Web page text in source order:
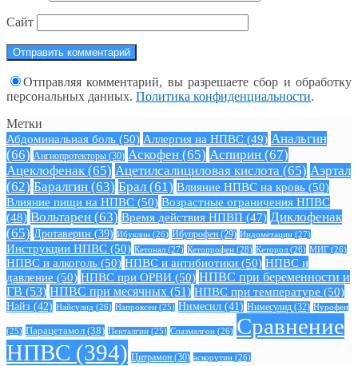
Сайт
Отправляя комментарий, вы разрешаете сбор и обработку
персональных данных. Политика конфиденциальности.
Метки
Абдоминальная боль (50) Аллергия на НПВС (49) Анальгин
(66) Ангиопротекторы (30) Аскофен (65) Аспирин (67)
Ацеклофенак (65) Ацетилсалициловая кислота (65) Аэртал
(62) Баралгин (63) Брал (61) Влияние НПВС на кровь (50)
Влияние пищи на НПВС (50) Возрастные ограничения НПВС
(48) Вольтарен (63) Время действия НПВП (47) Диклофенак
(65) Дротаверин (39) Ибуклин (26) Ибупрофен (29) Индометацин (27)
Инструкции НПВС (50) Кетонал (27) Кетопрофен (28) Кеторол (26) МИГ (26)
НПВС и алкоголь (50) НПВС и антибиотики (50) НПВС и
давление (50) НПВС при ОРВИ (50) НПВС при беременности и
ГВ (53) НПВС при месячных (51) НПВС при температуре (50)
Найз (42) Найсулид (26) Напроксен (25) Нимесил (41) Нимесулид (32) Нурофен
(25) Парацетамол (38) Пенталгин (25) Спазмалгон (26) Сравнение
НПВС (394) Цитрамон (30) аскорутин (26)